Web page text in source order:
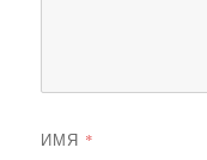
ИМЯ *